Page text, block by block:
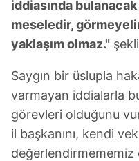
iddiasında
meseledir,
yaklaşım olmaz."
Saygın bir üslupla
varmayan iddialarla
görevleri olduğunu
il başkanını, kendi
değerlendirmememiz